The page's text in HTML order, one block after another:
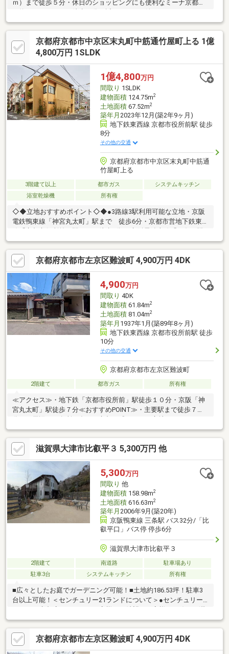
ｍ）まで徒歩５分・休日のショッピングにも便利なミーナ京都
ート三条寺町店（約１８０ｍ）まで徒歩３分・徒歩４分のスギ薬
局寺町店（約２８０ｍ）は夜９時まで営業中！・京都三条御幸町
郵便局（約１８０ｍ）まで徒歩３分・京都文化博物館（約４００
ｍ）まで徒歩５分▽ 住宅ローンや諸経費等どんなことでもご相談
京都府京都市中京区末丸町中筋通竹屋町上る 1億
4,800万円 1SLDK
1億4,800万円
間取り 1SLDK
建物面積124.75m2
土地面積67.52m2
築年月 2023年12月(築2年9ヶ月)
地下鉄東西線 京都市役所前駅 徒歩
8分
その他の交通
京都府京都市中京区末丸町中筋通
竹屋町上る
3階建て以上 都市ガス
システムキッチン
浴室乾燥機
所有権
◇◆立地おすすめポイント◇◆●3路線3駅利用可能な立地・京阪
電鉄鴨東線「神宮丸太町」駅まで 徒歩6分・京都市営地下鉄東西
まで 徒歩10分◇◆対象不動産おすすめポイント◇◆・前面道路
幅員約5.5ｍと約4.4mの角地のため、開放感があります。・令和5
年12月建築の注文住宅です。・玄関が2箇所あるため、店舗や事
務所併用での使用も可能。・納戸や大型ウォークインクローゼッ
トがあり、収納には困りません。
京都府京都市左京区難波町 4,900万円 4DK
4,900万円
間取り 4DK
建物面積61.84m2
土地面積81.04m2
築年月 1937年1月(築89年8ヶ月)
地下鉄東西線 京都市役所前駅 徒歩
10分
その他の交通
京都府京都市左京区難波町
2階建て 都市ガス 所有権
≪アクセス≫・地下鉄「京都市役所前」駅徒歩１０分・京阪「神
宮丸太町」駅徒歩７分≪おすすめPOINT≫・主要駅まで徒歩７
分！・周辺には名所が多く、京都を感じられる立地・リフォーム
のご相談も承ります♪・現在空家の為、ご内覧可能です≪周辺施設
≫・ローソン…歩３分・フレスコ…歩５分・三菱ＵＦＪ銀行…歩１
１分・京都大学医学部付属病院…歩１５分・岡崎公園…歩１２分・
京都市動物園…歩１６分まずはお電話を！「ＳＵＵＭＯを見て」
とお問い合わせください♪掲載しきれない情報や、水面下の最新情
報をお送りいたします！
滋賀県大津市比叡平３ 5,300万円 他
5,300万円
間取り 他
建物面積158.98m2
土地面積616.63m2
築年月 2006年9月(築20年)
京阪鴨東線 三条駅 バス32分/「比
叡平口」バス停 停歩6分
滋賀県大津市比叡平３
2階建て 南道路
駐車場あり
駐車3台
システムキッチン 所有権
■広々としたお庭でガーデニング可能！■土地約186.53坪！駐車3
台以上可能！＜センチュリー21ランドについて＞●センチュリー
足いただけるお住いを全力でお探し致します！●購入・売却・ロ
ーンのご相談など、些細なことでもお気軽にご相談下さいませ！
●リフォームのご相談も承っております。○京阪鴨東線 「出町柳」
駅 徒歩約6分○営業時間：10：00～20：00（火曜日・水曜日定休
京都府京都市左京区難波町 4,900万円 4DK